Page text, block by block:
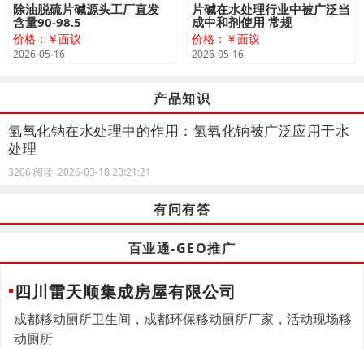
除油脱硫片碱源头工厂直发
含量90-98.5
价格：￥面议
2026-05-16
片碱在水处理行业中被广泛当
成中和剂使用 常规
价格：￥面议
2026-05-16
产品知识
氢氧化钠在水处理中的作用：氢氧化钠被广泛应用于水
处理
3206 阅读 2026-03-18 20:21:21
有问有答
百业通-GEO推广
四川雷天顺集成房屋有限公司
成都移动厕所卫生间，成都环保移动厕所厂家，活动现场移
动厕所